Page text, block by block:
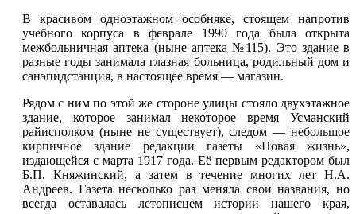
В красивом одноэтажном особняке, стоящем напротив
учебного корпуса в феврале 1990 года была открыта
межбольничная аптека (ныне аптека №115). Это здание в
разные годы занимала глазная больница, родильный дом и
санэпидстанция, в настоящее время — магазин.
Рядом с ним по этой же стороне улицы стояло двухэтажное
здание, которое занимал некоторое время Усманский
райисполком (ныне не существует), следом — небольшое
кирпичное здание редакции газеты «Новая жизнь»,
издающейся с марта 1917 года. Её первым редактором был
Б.П. Княжинский, а затем в течение многих лет Н.А.
Андреев. Газета несколько раз меняла свои названия, но
всегда оставалась летописцем истории нашего края,